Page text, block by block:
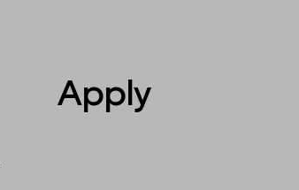
Apply